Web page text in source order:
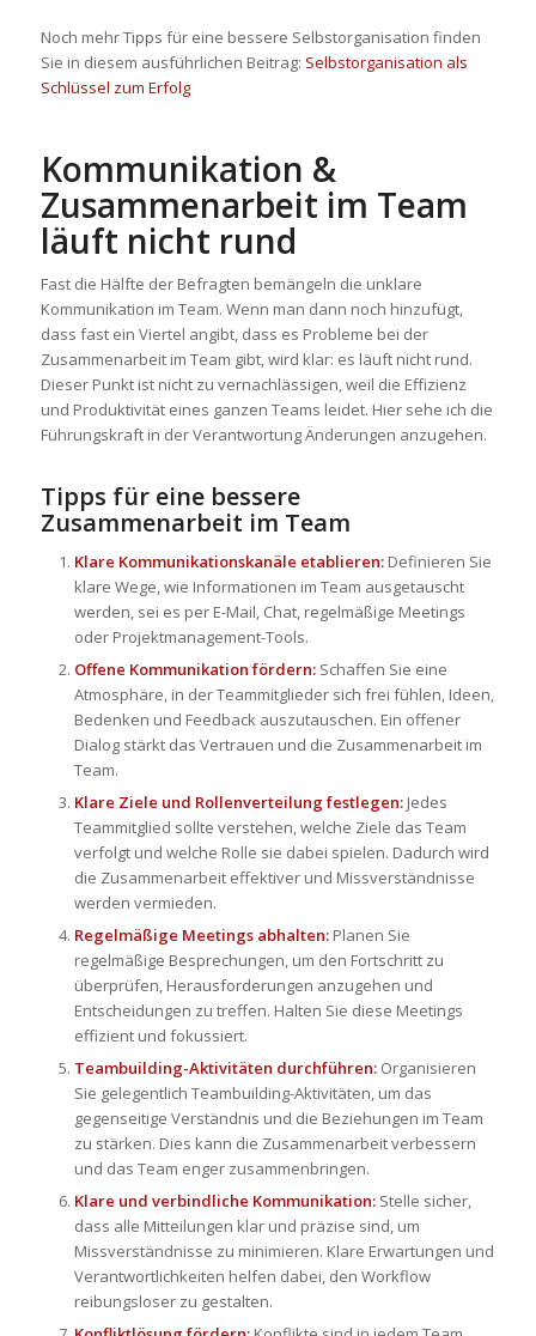
Noch mehr Tipps für eine bessere Selbstorganisation finden
Sie in diesem ausführlichen Beitrag: Selbstorganisation als
Schlüssel zum Erfolg
Kommunikation &
Zusammenarbeit im Team
läuft nicht rund
Fast die Hälfte der Befragten bemängeln die unklare
Kommunikation im Team. Wenn man dann noch hinzufügt,
dass fast ein Viertel angibt, dass es Probleme bei der
Zusammenarbeit im Team gibt, wird klar: es läuft nicht rund.
Dieser Punkt ist nicht zu vernachlässigen, weil die Effizienz
und Produktivität eines ganzen Teams leidet. Hier sehe ich die
Führungskraft in der Verantwortung Änderungen anzugehen.
Tipps für eine bessere
Zusammenarbeit im Team
Klare Kommunikationskanäle etablieren:Definieren Sie
klare Wege, wie Informationen im Team ausgetauscht
werden, sei es per E-Mail, Chat, regelmäßige Meetings
oder Projektmanagement-Tools.
Offene Kommunikation fördern:Schaffen Sie eine
Atmosphäre, in der Teammitglieder sich frei fühlen, Ideen,
Bedenken und Feedback auszutauschen. Ein offener
Dialog stärkt das Vertrauen und die Zusammenarbeit im
Team.
Klare Ziele und Rollenverteilung festlegen:Jedes
Teammitglied sollte verstehen, welche Ziele das Team
verfolgt und welche Rolle sie dabei spielen. Dadurch wird
die Zusammenarbeit effektiver und Missverständnisse
werden vermieden.
Regelmäßige Meetings abhalten:Planen Sie
regelmäßige Besprechungen, um den Fortschritt zu
überprüfen, Herausforderungen anzugehen und
Entscheidungen zu treffen. Halten Sie diese Meetings
effizient und fokussiert.
Teambuilding-Aktivitäten durchführen:Organisieren
Sie gelegentlich Teambuilding-Aktivitäten, um das
gegenseitige Verständnis und die Beziehungen im Team
zu stärken. Dies kann die Zusammenarbeit verbessern
und das Team enger zusammenbringen.
Klare und verbindliche Kommunikation:Stelle sicher,
dass alle Mitteilungen klar und präzise sind, um
Missverständnisse zu minimieren. Klare Erwartungen und
Verantwortlichkeiten helfen dabei, den Workflow
reibungsloser zu gestalten.